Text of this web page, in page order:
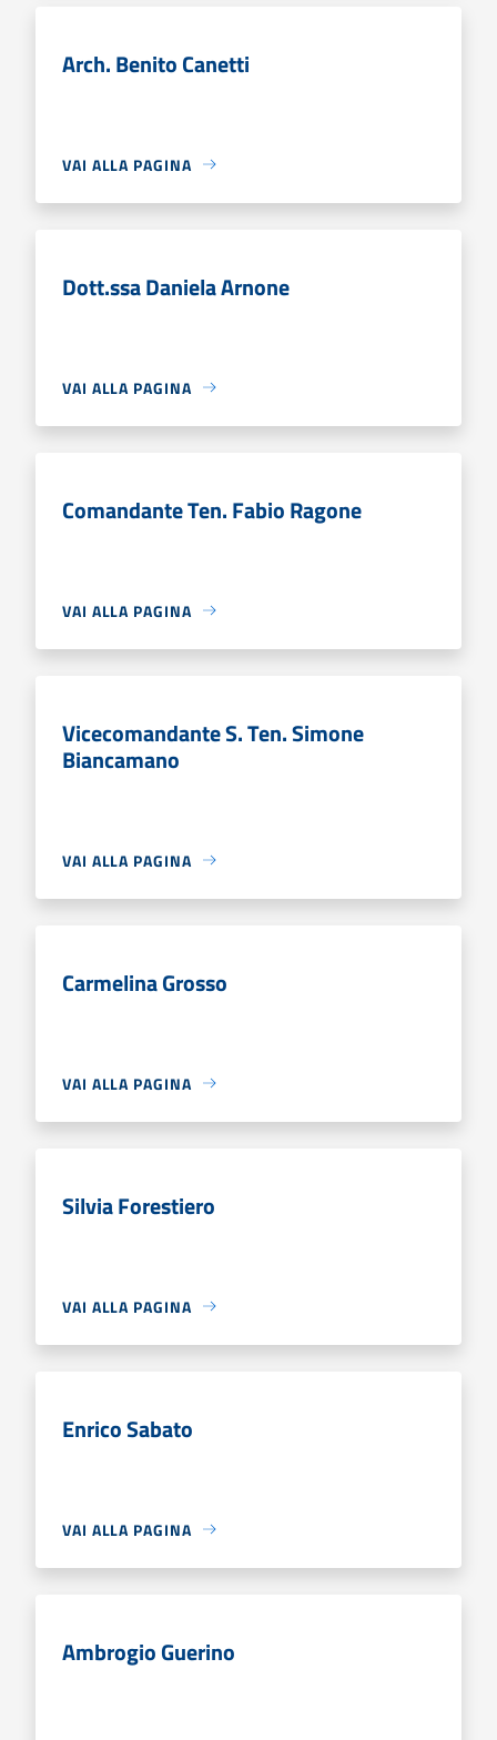
Arch. Benito Canetti
VAI ALLA PAGINA
Dott.ssa Daniela Arnone
VAI ALLA PAGINA
Comandante Ten. Fabio Ragone
VAI ALLA PAGINA
Vicecomandante S. Ten. Simone
Biancamano
VAI ALLA PAGINA
Carmelina Grosso
VAI ALLA PAGINA
Silvia Forestiero
VAI ALLA PAGINA
Enrico Sabato
VAI ALLA PAGINA
Ambrogio Guerino